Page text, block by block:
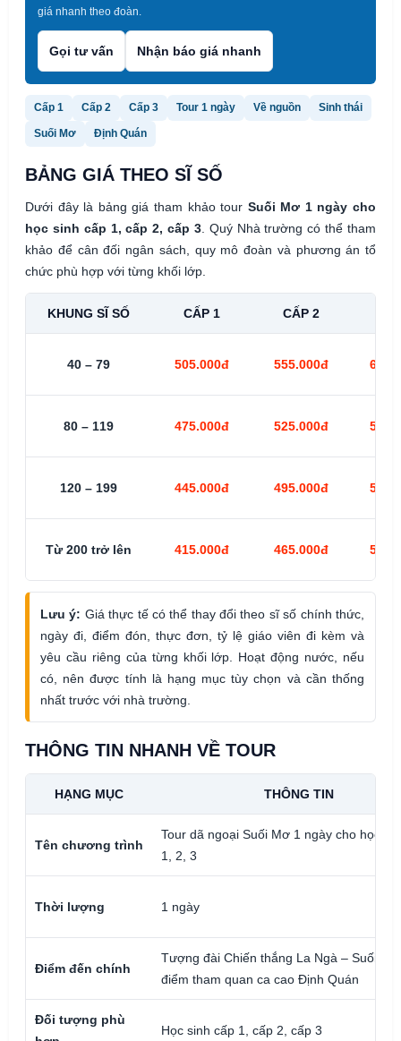
giá nhanh theo đoàn.
Gọi tư vấn Nhận báo giá nhanh
Cấp 1 Cấp 2 Cấp 3 Tour 1 ngày Về nguồn Sinh thái
Suối Mơ Định Quán
BẢNG GIÁ THEO SĨ SỐ
Dưới đây là bảng giá tham khảo tour Suối Mơ 1 ngày cho
học sinh cấp 1, cấp 2, cấp 3. Quý Nhà trường có thể tham
khảo để cân đối ngân sách, quy mô đoàn và phương án tổ
chức phù hợp với từng khối lớp.
KHUNG SĨ SỐ CẤP 1 CẤP 2
40 – 79 505.000đ 555.000đ
80 – 119 475.000đ 525.000đ
120 – 199 445.000đ 495.000đ
Từ 200 trở lên 415.000đ 465.000đ
Lưu ý: Giá thực tế có thể thay đổi theo sĩ số chính thức,
ngày đi, điểm đón, thực đơn, tỷ lệ giáo viên đi kèm và
yêu cầu riêng của từng khối lớp. Hoạt động nước, nếu
có, nên được tính là hạng mục tùy chọn và cần thống
nhất trước với nhà trường.
THÔNG TIN NHANH VỀ TOUR
HẠNG MỤC THÔNG TIN
Tên chương trình
Tour dã ngoại Suối Mơ 1 ngày cho học
1, 2, 3
Thời lượng 1 ngày
Điểm đến chính
Tượng đài Chiến thắng La Ngà – Suối
điểm tham quan ca cao Định Quán
Đối tượng phù
Học sinh cấp 1, cấp 2, cấp 3